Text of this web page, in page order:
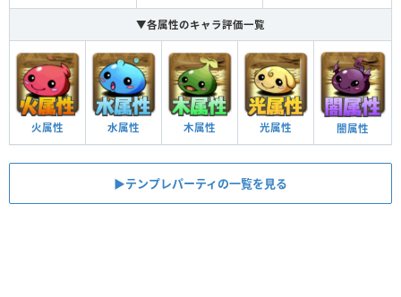
▼各属性のキャラ評価一覧
火属性 水属性 木属性 光属性 闇属性
▶︎テンプレパーティの一覧を見る